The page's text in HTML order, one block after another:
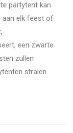
partytent kan
aan elk feest of
een zwarte
zullen
stralen